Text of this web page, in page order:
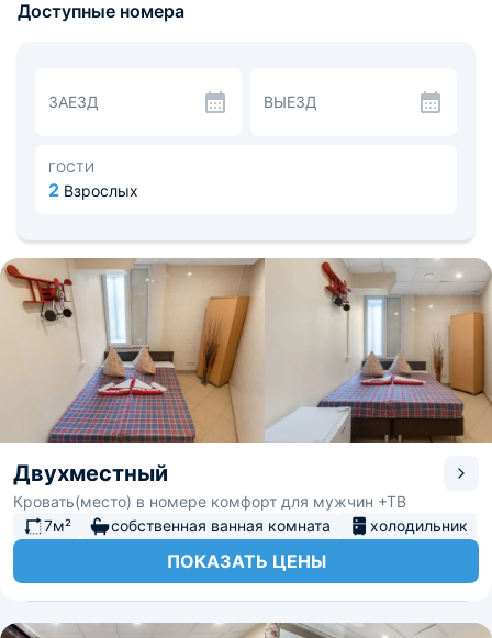
оснащенных всем необходимым для хорошего отдыха,
кухне общего пользования, оборудованной
холодильником, плитой и посудой. Альтернативой
Хостел «№1 на Ленинском» размещен неподалеку от
музея традиционного русского напитка «Очаково» и
Доступные номера
ЗАЕЗД ВЫЕЗД
ГОСТИ
2 Взрослых
Двухместный
Кровать(место) в номере комфорт для мужчин +ТВ
7м²
собственная ванная комната холодильник
ПОКАЗАТЬ ЦЕНЫ